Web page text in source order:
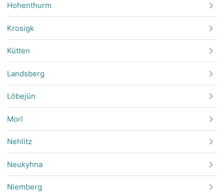
Hohenthurm
Krosigk
Kütten
Landsberg
Löbejün
Morl
Nehlitz
Neukyhna
Niemberg